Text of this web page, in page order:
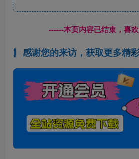
------本页内容已结束，喜
感谢您的来访，获取更多精